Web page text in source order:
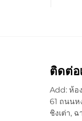
ติดต่อ
Add: ห้อ
61 ถนนห
ชิงเต่า,